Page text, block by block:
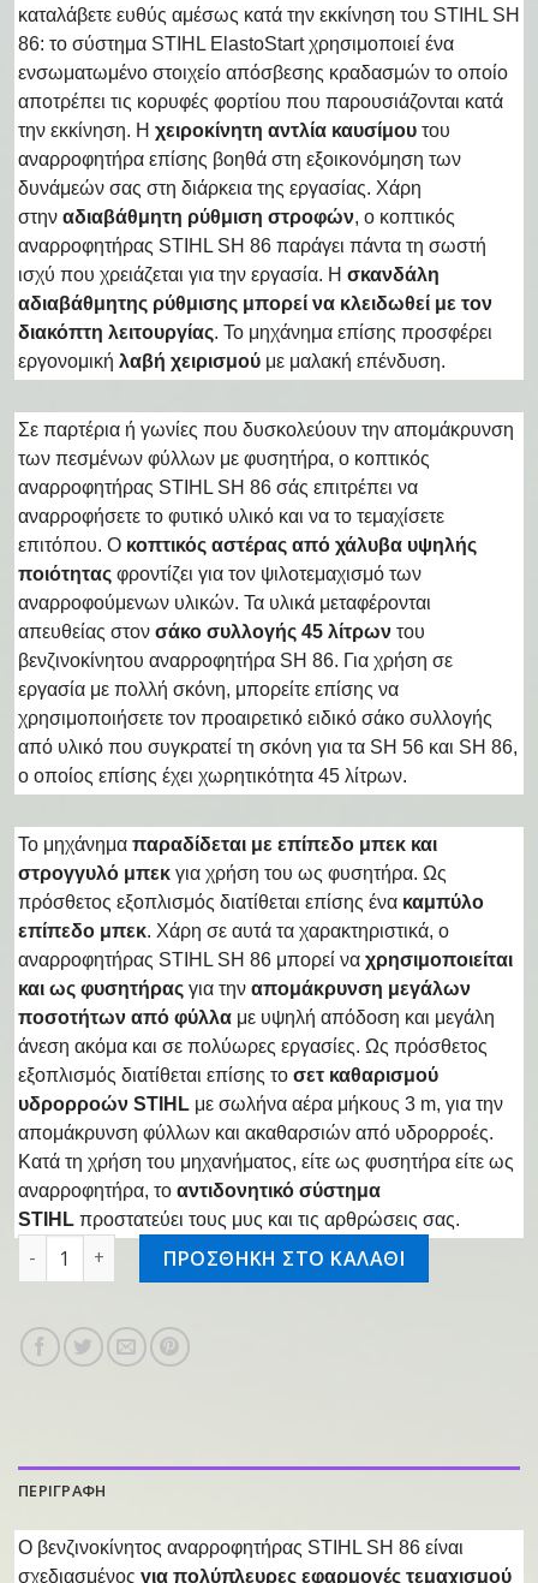
καταλάβετε ευθύς αμέσως κατά την εκκίνηση του STIHL SH
86: το σύστημα STIHL ElastoStart χρησιμοποιεί ένα
ενσωματωμένο στοιχείο απόσβεσης κραδασμών το οποίο
αποτρέπει τις κορυφές φορτίου που παρουσιάζονται κατά
την εκκίνηση. Η χειροκίνητη αντλία καυσίμου του
αναρροφητήρα επίσης βοηθά στη εξοικονόμηση των
δυνάμεών σας στη διάρκεια της εργασίας. Χάρη
στην αδιαβάθμητη ρύθμιση στροφών, ο κοπτικός
αναρροφητήρας STIHL SH 86 παράγει πάντα τη σωστή
ισχύ που χρειάζεται για την εργασία. Η σκανδάλη
αδιαβάθμητης ρύθμισης μπορεί να κλειδωθεί με τον
διακόπτη λειτουργίας. Το μηχάνημα επίσης προσφέρει
εργονομική λαβή χειρισμού με μαλακή επένδυση.
Σε παρτέρια ή γωνίες που δυσκολεύουν την απομάκρυνση
των πεσμένων φύλλων με φυσητήρα, ο κοπτικός
αναρροφητήρας STIHL SH 86 σάς επιτρέπει να
αναρροφήσετε το φυτικό υλικό και να το τεμαχίσετε
επιτόπου. Ο κοπτικός αστέρας από χάλυβα υψηλής
ποιότητας φροντίζει για τον ψιλοτεμαχισμό των
αναρροφούμενων υλικών. Τα υλικά μεταφέρονται
απευθείας στον σάκο συλλογής 45 λίτρων του
βενζινοκίνητου αναρροφητήρα SH 86. Για χρήση σε
εργασία με πολλή σκόνη, μπορείτε επίσης να
χρησιμοποιήσετε τον προαιρετικό ειδικό σάκο συλλογής
από υλικό που συγκρατεί τη σκόνη για τα SH 56 και SH 86,
ο οποίος επίσης έχει χωρητικότητα 45 λίτρων.
Το μηχάνημα παραδίδεται με επίπεδο μπεκ και
στρογγυλό μπεκ για χρήση του ως φυσητήρα. Ως
πρόσθετος εξοπλισμός διατίθεται επίσης ένα καμπύλο
επίπεδο μπεκ. Χάρη σε αυτά τα χαρακτηριστικά, ο
αναρροφητήρας STIHL SH 86 μπορεί να χρησιμοποιείται
και ως φυσητήρας για την απομάκρυνση μεγάλων
ποσοτήτων από φύλλα με υψηλή απόδοση και μεγάλη
άνεση ακόμα και σε πολύωρες εργασίες. Ως πρόσθετος
εξοπλισμός διατίθεται επίσης το σετ καθαρισμού
υδρορροών STIHL με σωλήνα αέρα μήκους 3 m, για την
απομάκρυνση φύλλων και ακαθαρσιών από υδρορροές.
Κατά τη χρήση του μηχανήματος, είτε ως φυσητήρα είτε ως
αναρροφητήρα, το αντιδονητικό σύστημα
STIHL προστατεύει τους μυς και τις αρθρώσεις σας.
Φυσητήρας αναρροφητήρας SH 86 ποσότητα
ΠΡΟΣΘΗΚΗ ΣΤΟ ΚΑΛΑΘΙ
ΠΕΡΙΓΡΑΦΗ
Ο βενζινοκίνητος αναρροφητήρας STIHL SH 86 είναι
σχεδιασμένος για πολύπλευρες εφαρμογές τεμαχισμού